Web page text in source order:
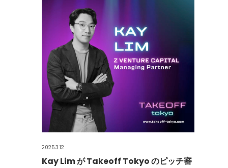
2025.3.12
Kay Lim が Takeoff Tokyo のピッチ審